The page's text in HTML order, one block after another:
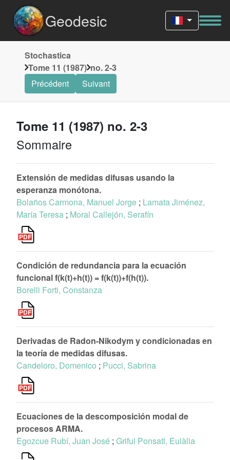
Geodesic
Stochastica
Tome 11 (1987) no. 2-3
Précédent
Suivant
Tome 11 (1987) no. 2-3
Sommaire
Extensión de medidas difusas usando la
esperanza monótona.
Bolaños Carmona, Manuel Jorge ; Lamata Jiménez,
María Teresa ; Moral Callejón, Serafín
Condición de redundancia para la ecuación
funcional f(k(t)+h(t)) = f(k(t))+f(h(t)).
Borelli Forti, Constanza
Derivadas de Radon-Nikodym y condicionadas en
la teoría de medidas difusas.
Candeloro, Domenico ; Pucci, Sabrina
Ecuaciones de la descomposición modal de
procesos ARMA.
Egozcue Rubí, Juan José ; Griful Ponsati, Eulàlia